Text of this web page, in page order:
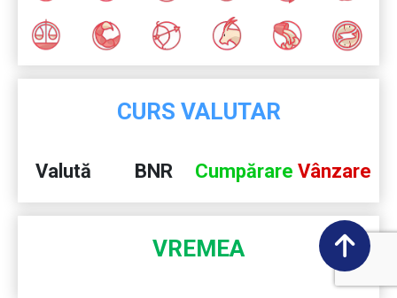
CURS VALUTAR
Valută BNR Cumpărare Vânzare
VREMEA